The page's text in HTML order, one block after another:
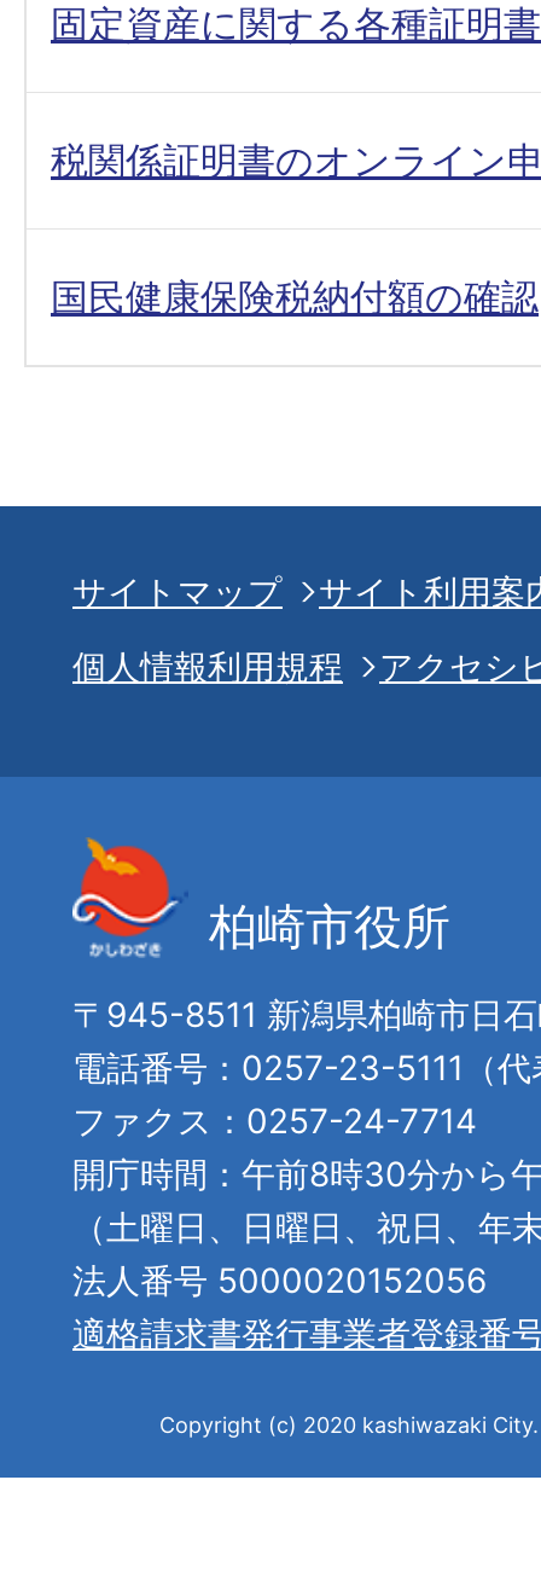
固定資産に関する各種証明書
税関係証明書のオンライン
国民健康保険税納付額の確認
サイトマップ
サイト利用案
個人情報利用規程
アクセシ
柏崎市役所
〒945-8511 新潟県柏崎市日
電話番号：0257-23-5111（代
ファクス：0257-24-7714
開庁時間：午前8時30分から
（土曜日、日曜日、祝日、年
法人番号 5000020152056
適格請求書発行事業者登録番
Copyright (c) 2020 kashiwazaki